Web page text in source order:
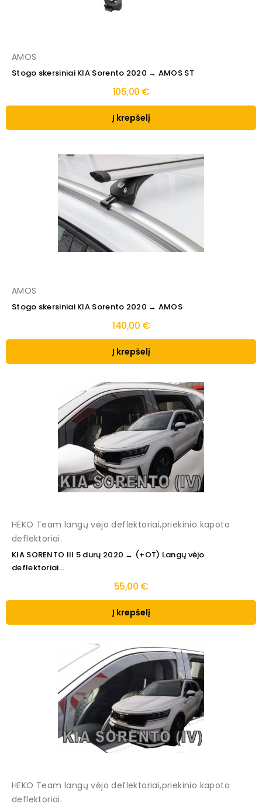
AMOS
Stogo skersiniai KIA Sorento 2020 → AMOS ST
105,00 €
Į krepšelį
AMOS
Stogo skersiniai KIA Sorento 2020 → AMOS
140,00 €
Į krepšelį
HEKO Team langų vėjo deflektoriai,priekinio kapoto
deflektoriai.
KIA SORENTO III 5 durų 2020 → (+OT) Langų vėjo
deflektoriai...
55,00 €
Į krepšelį
HEKO Team langų vėjo deflektoriai,priekinio kapoto
deflektoriai.